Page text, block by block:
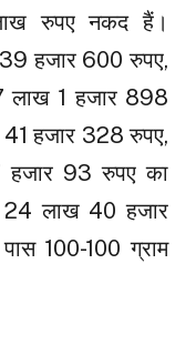
रुपए नकद हैं।
हजार 600 रुपए,
लाख 1 हजार 898
हजार 328 रुपए,
93 रुपए का
24 लाख 40 हजार
100-100 ग्राम